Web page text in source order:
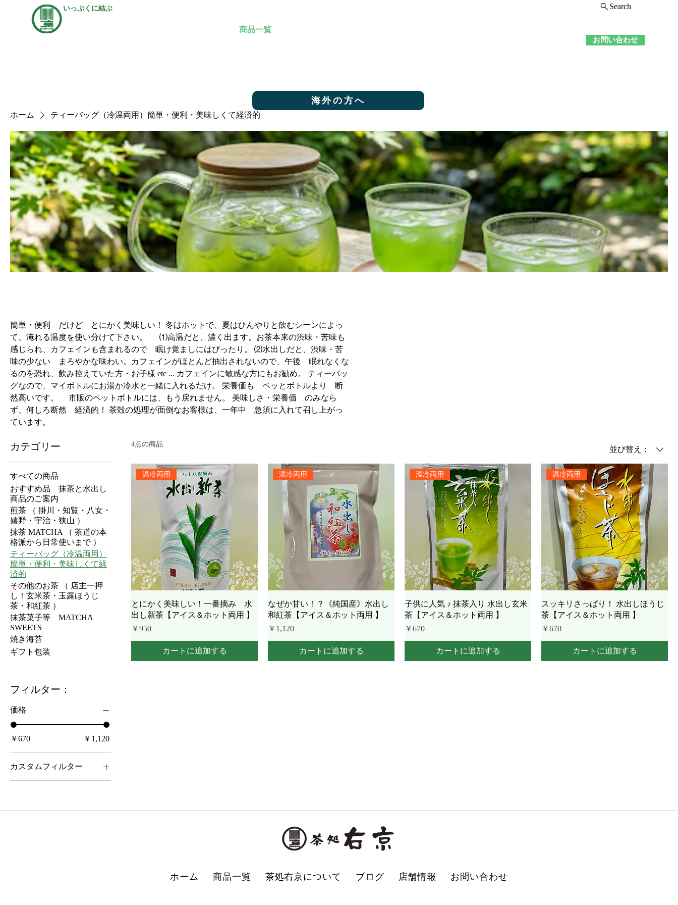
いっぷくに結ぶ Search
お問い合わせ
商品一覧
海外の方へ
ホーム ティーバッグ（冷温両用）簡単・便利・美味しくて経済的
簡単・便利 だけど とにかく美味しい！ 冬はホットで、夏はひんやりと飲むシーンによっ
て、淹れる温度を使い分けて下さい。 ⑴高温だと、濃く出ます。お茶本来の渋味・苦味も
感じられ、カフェインも含まれるので 眠け覚ましにはぴったり。 ⑵水出しだと、渋味・苦
味の少ない まろやかな味わい。カフェインがほとんど抽出されないので、午後 眠れなくな
るのを恐れ、飲み控えていた方・お子様 etc ... カフェインに敏感な方にもお勧め。 ティーバッ
グなので、マイボトルにお湯か冷水と一緒に入れるだけ。 栄養価も ペッとボトルより 断
然高いです。 市販のペットボトルには、もう戻れません。 美味しさ・栄養価 のみなら
ず、何しろ断然 経済的！ 茶殻の処理が面倒なお客様は、一年中 急須に入れて召し上がっ
ています。
カテゴリー
すべての商品
おすすめ品 抹茶と水出し
商品のご案内
煎茶 （ 掛川・知覧・八女・
嬉野・宇治・狭山 ）
抹茶 MATCHA （ 茶道の本
格派から日常使いまで ）
ティーバッグ（冷温両用）
簡単・便利・美味しくて経
済的
その他のお茶 （ 店主一押
し！玄米茶・玉露ほうじ
茶・和紅茶 ）
抹茶菓子等 MATCHA
SWEETS
焼き海苔
ギフト包装
フィルター：
価格
￥670 ￥1,120
カスタムフィルター
出し商品のご案内
4点の商品
並び替え：
温冷両用
とにかく美味しい！一番摘み 水
出し新茶【アイス＆ホット両用 】
価格
￥950
カートに追加する
温冷両用
なぜか甘い！？《純国産》水出し
和紅茶【アイス＆ホット両用 】
価格
￥1,120
カートに追加する
温冷両用
子供に人気 ♪ 抹茶入り 水出し玄米
茶【アイス＆ホット両用 】
価格
￥670
カートに追加する
温冷両用
スッキリさっぱり！ 水出しほうじ
茶【アイス＆ホット両用 】
価格
￥670
カートに追加する
ホーム 商品一覧 茶処右京について ブログ 店舗情報 お問い合わせ